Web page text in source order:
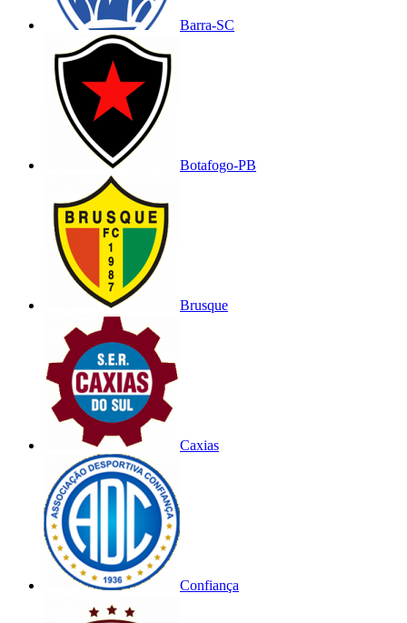
Barra-SC
Botafogo-PB
Brusque
Caxias
Confiança